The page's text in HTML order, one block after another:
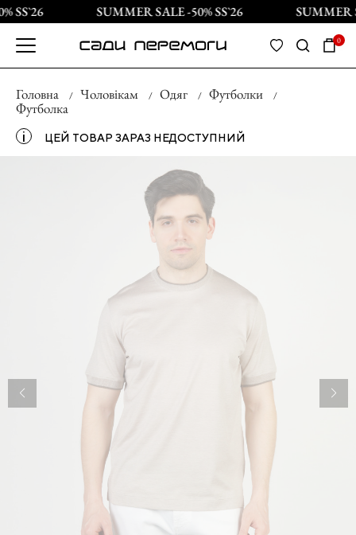
SS`26 SUMMER SALE -50% SS`26 SUMMER
0
Головна Чоловікам Одяг
Футболки
Футболка
і ЦЕЙ ТОВАР ЗАРАЗ НЕДОСТУПНИЙ